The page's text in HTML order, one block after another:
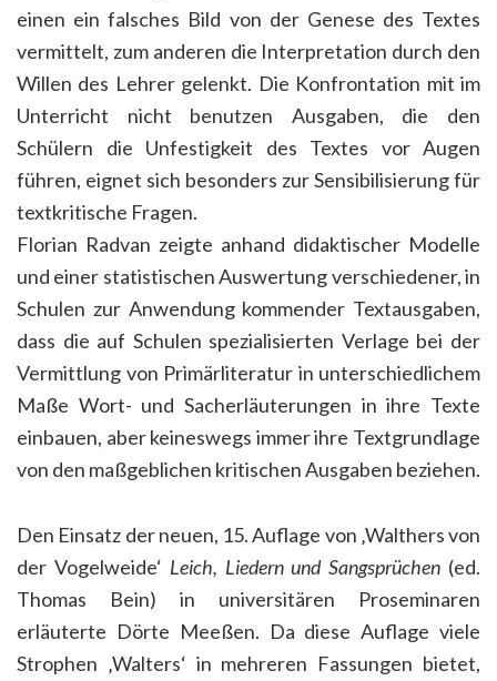
einen ein falsches Bild von der Genese des Textes
vermittelt, zum anderen die Interpretation durch den
Willen des Lehrer gelenkt. Die Konfrontation mit im
Unterricht nicht benutzen Ausgaben, die den
Schülern die Unfestigkeit des Textes vor Augen
führen, eignet sich besonders zur Sensibilisierung für
textkritische Fragen.
Florian Radvan zeigte anhand didaktischer Modelle
und einer statistischen Auswertung verschiedener, in
Schulen zur Anwendung kommender Textausgaben,
dass die auf Schulen spezialisierten Verlage bei der
Vermittlung von Primärliteratur in unterschiedlichem
Maße Wort- und Sacherläuterungen in ihre Texte
einbauen, aber keineswegs immer ihre Textgrundlage
von den maßgeblichen kritischen Ausgaben beziehen.
Den Einsatz der neuen, 15. Auflage von ‚Walthers von
der Vogelweide‘ Leich, Liedern und Sangsprüchen (ed.
Thomas Bein) in universitären Proseminaren
erläuterte Dörte Meeßen. Da diese Auflage viele
Strophen ‚Walters‘ in mehreren Fassungen bietet,